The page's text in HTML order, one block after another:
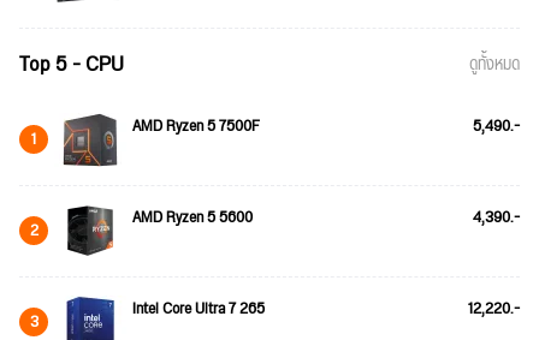
Top 5 - CPU ดูทั้งหมด
1 AMD Ryzen 5 7500F 5,490.-
2 AMD Ryzen 5 5600 4,390.-
3 Intel Core Ultra 7 265 12,220.-